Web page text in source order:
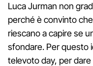
Luca Jurman non
perché è convinto
riescano a capire se
sfondare. Per questo
televoto day, per dare